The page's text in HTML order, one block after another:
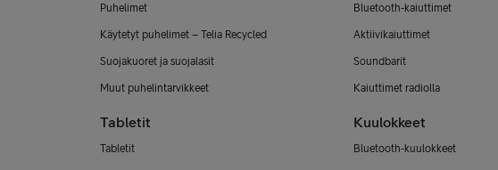
Puhelimet
Käytetyt puhelimet – Telia Recycled
Suojakuoret ja suojalasit
Muut puhelintarvikkeet
Tabletit
Tabletit
Bluetooth-kaiuttimet
Aktiivikaiuttimet
Soundbarit
Kaiuttimet radiolla
Kuulokkeet
Bluetooth-kuulokkeet